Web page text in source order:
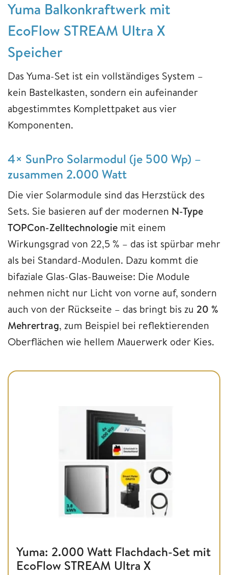
Yuma Balkonkraftwerk mit
EcoFlow STREAM Ultra X
Speicher
Das Yuma-Set ist ein vollständiges System –
kein Bastelkasten, sondern ein aufeinander
abgestimmtes Komplettpaket aus vier
Komponenten.
4× SunPro Solarmodul (je 500 Wp) –
zusammen 2.000 Watt
Die vier Solarmodule sind das Herzstück des
Sets. Sie basieren auf der modernen N-Type
TOPCon-Zelltechnologie mit einem
Wirkungsgrad von 22,5 % – das ist spürbar mehr
als bei Standard-Modulen. Dazu kommt die
bifaziale Glas-Glas-Bauweise: Die Module
nehmen nicht nur Licht von vorne auf, sondern
auch von der Rückseite – das bringt bis zu 20 %
Mehrertrag, zum Beispiel bei reflektierenden
Oberflächen wie hellem Mauerwerk oder Kies.
Yuma: 2.000 Watt Flachdach-Set mit
EcoFlow STREAM Ultra X